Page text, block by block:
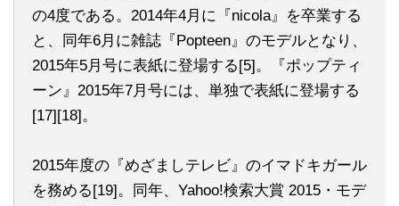
の4度である。2014年4月に『nicola』を卒業する
と、同年6月に雑誌『Popteen』のモデルとなり、
2015年5月号に表紙に登場する[5]。『ポップティ
ーン』2015年7月号には、単独で表紙に登場する
[17][18]。
2015年度の『めざましテレビ』のイマドキガール
を務める[19]。同年、Yahoo!検索大賞 2015・モデ